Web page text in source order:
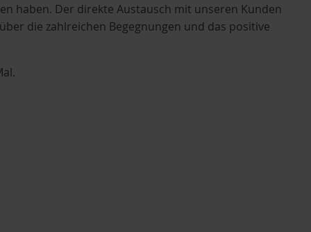
haben. Der direkte Austausch mit unseren Kunden
die zahlreichen Begegnungen und das positive